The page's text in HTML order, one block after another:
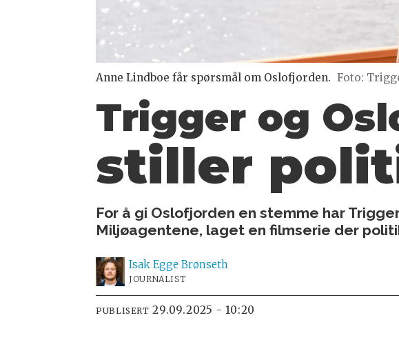
Anne Lindboe får spørsmål om Oslofjorden. Foto:
Trigger og
stiller
For å gi Oslofjorden en stemme har
Miljøagentene, laget en filmserie der
Isak Egge Brønseth
JOURNALIST
PUBLISERT 29.09.2025 - 10:20